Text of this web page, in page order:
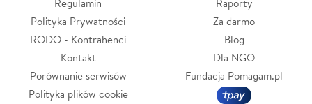
Regulamin
Polityka Prywatności
RODO - Kontrahenci
Kontakt
Porównanie serwisów
Polityka plików cookie
Raporty
Za darmo
Blog
Dla NGO
Fundacja Pomagam.pl